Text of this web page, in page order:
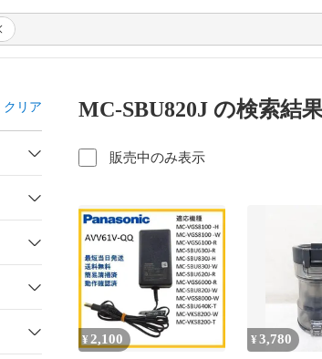
クリア MC-SBU820J の検索結
販売中のみ表示
¥ 2,100 ¥3,780